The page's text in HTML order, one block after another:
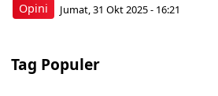
Opini Jumat, 31 Okt 2025 - 16:21
Tag Populer